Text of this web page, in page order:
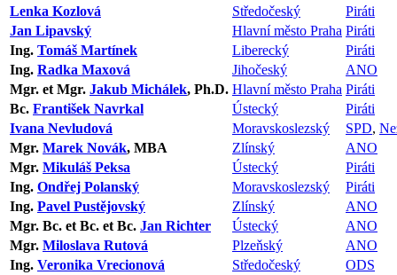
Lenka Kozlová
Středočeský
Piráti
Jan Lipavský
Hlavní město Praha Piráti
Ing. Tomáš Martínek Liberecký
Piráti
Ing. Radka Maxová Jihočeský
ANO
Mgr. et Mgr. Jakub Michálek, Ph.D. Hlavní město Praha Piráti
Bc. František Navrkal Ústecký
Piráti
Ivana Nevludová
Moravskoslezský SPD,
Mgr. Marek Novák, MBA Zlínský
ANO
Mgr. Mikuláš Peksa Ústecký
Piráti
Ing. Ondřej Polanský Moravskoslezský
Piráti
Ing. Pavel Pustějovský Zlínský
ANO
Mgr. Bc. et Bc. et Bc. Jan Richter Ústecký
ANO
Mgr. Miloslava Rutová Plzeňský
ANO
Ing. Veronika Vrecionová Středočeský
ODS